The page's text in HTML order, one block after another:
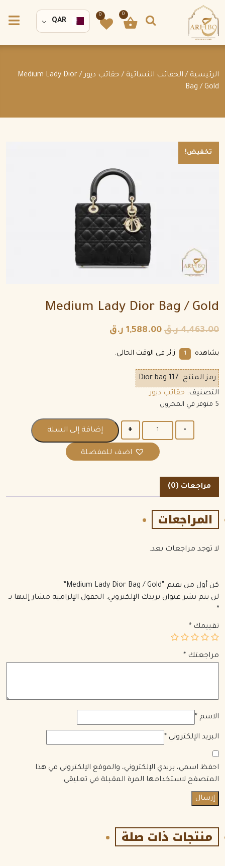
0
0
QAR
الرئيسية / الحقائب النسائية / حقائب ديور
/ Medium Lady Dior
Bag / Gold
تخفيض!
Medium Lady Dior Bag / Gold
4,463.00 ر.ق 1,588.00 ر.ق
يشاهده 1 زائر فى الوقت الحالي.
رمز المنتج: Dior bag 117
التصنيف: حقائب ديور
5 متوفر في المخزون
إضافة إلى السلة
اضف للمفضلة
مراجعات (0)
المراجعات
لا توجد مراجعات بعد.
كن أول من يقيم “Medium Lady Dior Bag / Gold”
لن يتم نشر عنوان بريدك الإلكتروني. الحقول الإلزامية مشار إليها بـ
*
تقييمك *
مراجعتك *
الاسم *
البريد الإلكتروني *
احفظ اسمي، بريدي الإلكتروني، والموقع الإلكتروني في هذا
المتصفح لاستخدامها المرة المقبلة في تعليقي.
منتجات ذات صلة